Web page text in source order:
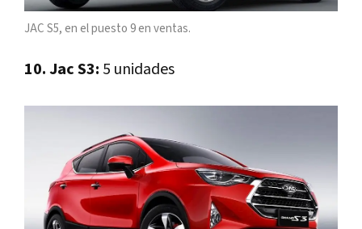
JAC S5, en el puesto 9 en ventas.
10. Jac S3: 5 unidades